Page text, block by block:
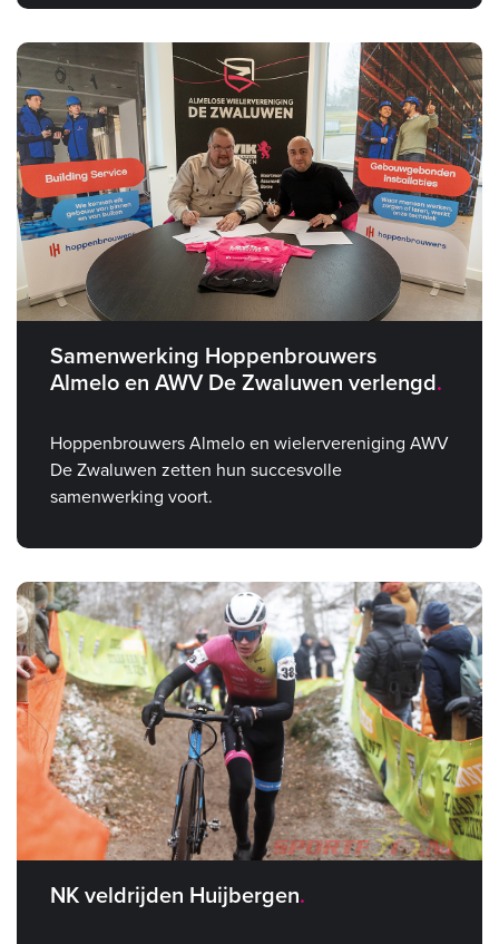
Samenwerking Hoppenbrouwers
Almelo en AWV De Zwaluwen verlengd
Hoppenbrouwers Almelo en wielervereniging AWV
De Zwaluwen zetten hun succesvolle
samenwerking voort.
NK veldrijden Huijbergen